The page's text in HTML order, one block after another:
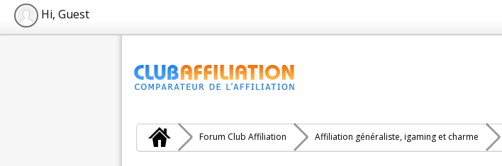
Hi, Guest
Forum Club Affiliation Affiliation généraliste, igaming et charme